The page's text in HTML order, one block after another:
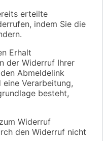
erteilte
indem Sie die
Erhalt
der Widerruf Ihrer
Abmeldelink
Verarbeitung,
besteht,
Widerruf
den Widerruf nicht